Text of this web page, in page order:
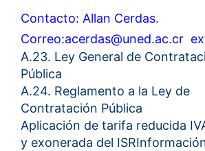
Contacto: Allan Cerdas.
Correo:acerdas@uned.ac.cr
A.23. Ley General de
Pública
A.24. Reglamento a la Ley de
Contratación Pública
Aplicación de tarifa reducida
y exonerada del ISR